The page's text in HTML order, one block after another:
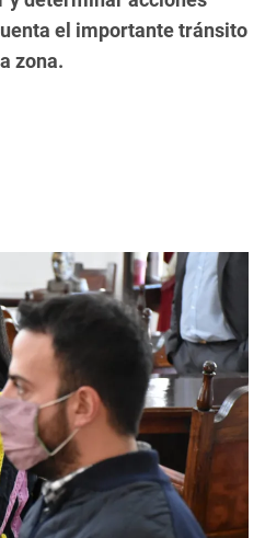
el importante tránsito
zona.